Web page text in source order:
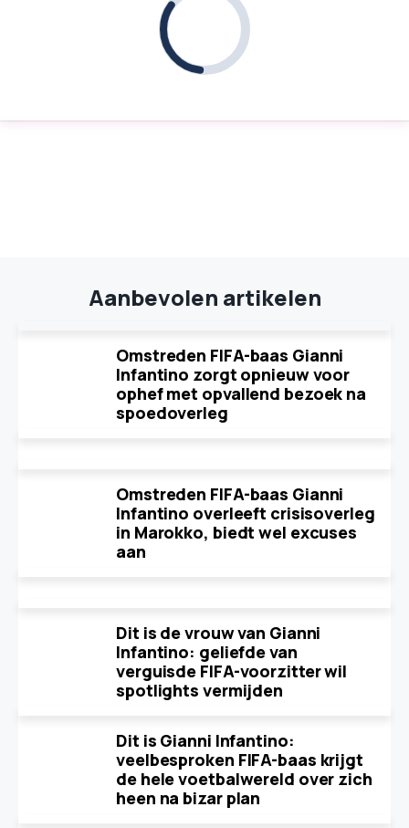
Aanbevolen artikelen
Omstreden FIFA-baas Gianni
Infantino zorgt opnieuw voor
ophef met opvallend bezoek na
spoedoverleg
Omstreden FIFA-baas Gianni
Infantino overleeft crisisoverleg
in Marokko, biedt wel excuses
aan
Dit is de vrouw van Gianni
Infantino: geliefde van
verguisde FIFA-voorzitter wil
spotlights vermijden
Dit is Gianni Infantino:
veelbesproken FIFA-baas krijgt
de hele voetbalwereld over zich
heen na bizar plan